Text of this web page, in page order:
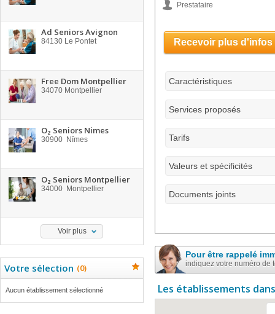
Ad Seniors Avignon
84130 Le Pontet
Free Dom Montpellier
34070 Montpellier
O₂ Seniors Nimes
30900 Nîmes
O₂ Seniors Montpellier
34000 Montpellier
Voir plus
Votre sélection (0)
Aucun établissement sélectionné
Prestataire
Recevoir plus d'infos
Caractéristiques
Services proposés
Tarifs
Valeurs et spécificités
Documents joints
Pour être rappelé
indiquez votre numéro de
Les établissements